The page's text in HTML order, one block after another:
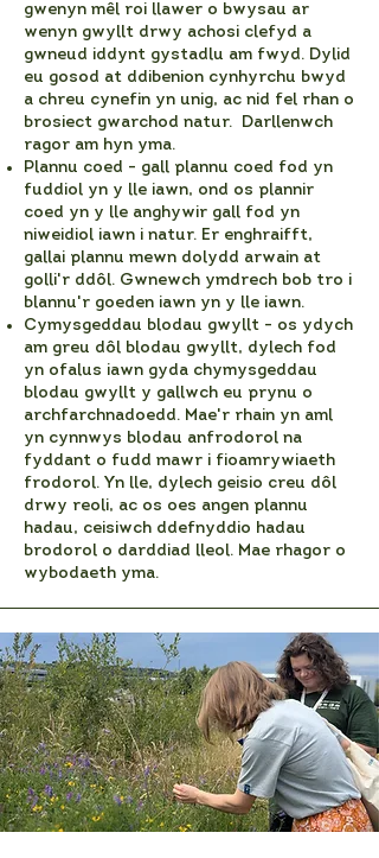
gwenyn mêl roi llawer o bwysau ar
wenyn gwyllt drwy achosi clefyd a
gwneud iddynt gystadlu am fwyd. Dylid
eu gosod at ddibenion cynhyrchu bwyd
a chreu cynefin yn unig, ac nid fel rhan o
brosiect gwarchod natur. Darllenwch
ragor am hyn yma.
Plannu coed - gall plannu coed fod yn
fuddiol yn y lle iawn, ond os plannir
coed yn y lle anghywir gall fod yn
niweidiol iawn i natur. Er enghraifft,
gallai plannu mewn dolydd arwain at
golli'r ddôl. Gwnewch ymdrech bob tro i
blannu'r goeden iawn yn y lle iawn.
Cymysgeddau blodau gwyllt - os ydych
am greu dôl blodau gwyllt, dylech fod
yn ofalus iawn gyda chymysgeddau
blodau gwyllt y gallwch eu prynu o
archfarchnadoedd. Mae'r rhain yn aml
yn cynnwys blodau anfrodorol na
fyddant o fudd mawr i fioamrywiaeth
frodorol. Yn lle, dylech geisio creu dôl
drwy reoli, ac os oes angen plannu
hadau, ceisiwch ddefnyddio hadau
brodorol o darddiad lleol. Mae rhagor o
wybodaeth yma.